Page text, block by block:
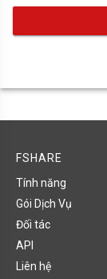
FSHARE
Tính năng
Gói Dịch Vụ
Đối tác
API
Liên hệ